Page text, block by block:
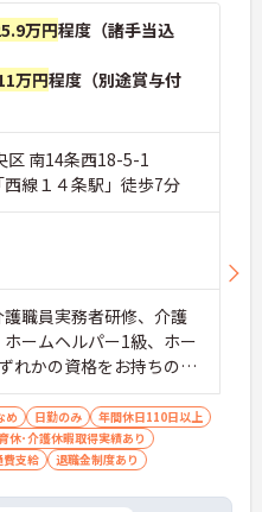
万円程度（諸手当込
万円程度（別途賞与付
区 南14条西18-5-1
線１４条駅」徒歩7分
職員実務者研修、介護
ームヘルパー1級、ホー
れかの資格をお持ちの
須 ■普通自動車運転
：必須
め 日勤のみ
年間休日110日以上
休･介護休暇取得実績あり
費支給 退職金制度あり